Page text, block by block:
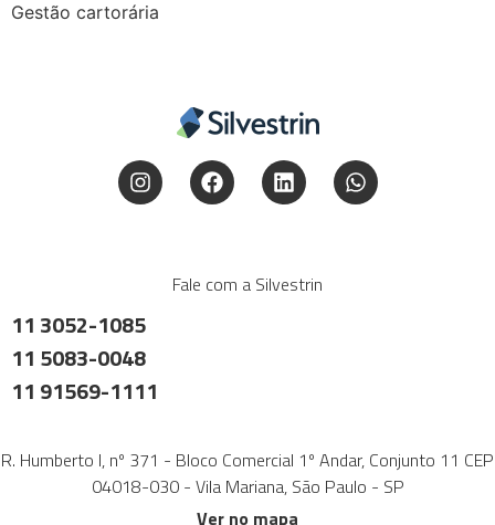
Gestão cartorária
Fale com a Silvestrin
11 3052-1085
11 5083-0048
11 91569-1111
R. Humberto I, nº 371 - Bloco Comercial 1º Andar, Conjunto 11 CEP
04018-030 - Vila Mariana, São Paulo - SP
Ver no mapa